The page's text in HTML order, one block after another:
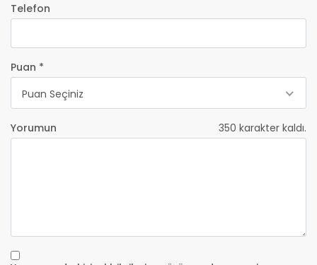
Telefon
Puan *
Puan Seçiniz
Yorumun 350 karakter kaldı.